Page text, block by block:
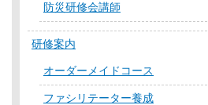
防災研修会講師
研修案内
オーダーメイドコース
ファシリテーター養成